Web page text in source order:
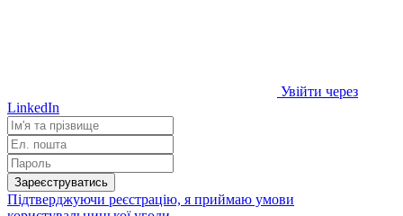
Увійти через
LinkedIn
Зареєструватись
Підтверджуючи реєстрацію, я приймаю умови